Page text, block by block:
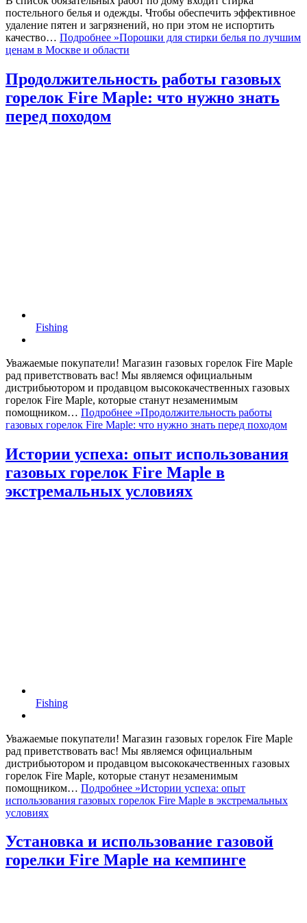
постельного белья и одежды. Чтобы обеспечить эффективное
удаление пятен и загрязнений, но при этом не испортить
качество… Подробнее »Порошки для стирки белья по лучшим
ценам в Москве и области
Продолжительность работы газовых
горелок Fire Maple: что нужно знать
перед походом
Fishing
Уважаемые покупатели! Магазин газовых горелок Fire Maple
рад приветствовать вас! Мы являемся официальным
дистрибьютором и продавцом высококачественных газовых
горелок Fire Maple, которые станут незаменимым
помощником… Подробнее »Продолжительность работы
газовых горелок Fire Maple: что нужно знать перед походом
Истории успеха: опыт использования
газовых горелок Fire Maple в
экстремальных условиях
Fishing
Уважаемые покупатели! Магазин газовых горелок Fire Maple
рад приветствовать вас! Мы являемся официальным
дистрибьютором и продавцом высококачественных газовых
горелок Fire Maple, которые станут незаменимым
помощником… Подробнее »Истории успеха: опыт
использования газовых горелок Fire Maple в экстремальных
условиях
Установка и использование газовой
горелки Fire Maple на кемпинге